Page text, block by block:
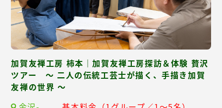
加賀友禅工房 柿本｜加賀友禅工房探訪＆体験 贅沢
ツアー ～ 二人の伝統工芸士が描く、手描き加賀
友禅の世界 ～